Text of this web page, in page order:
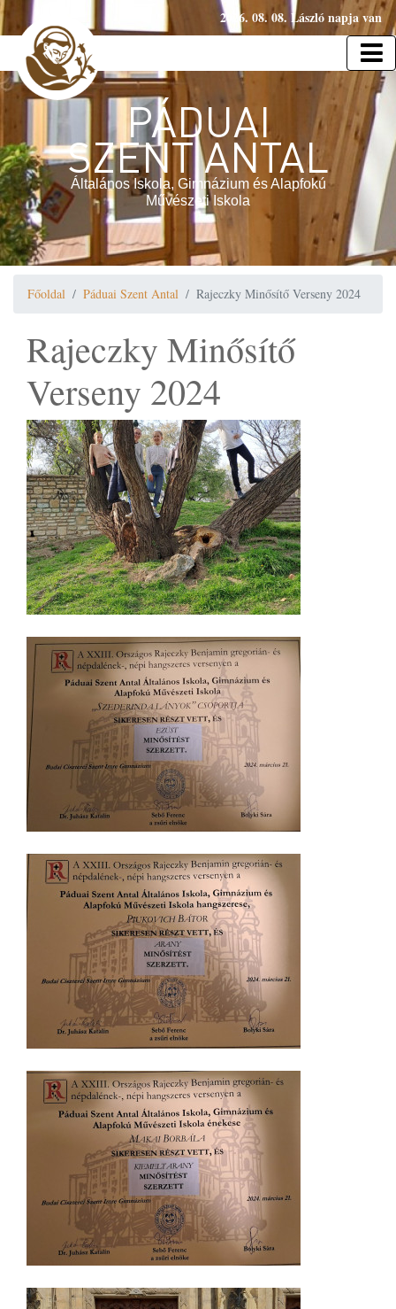
2026. 08. 08. László napja van
PÁDUAI
SZENT ANTAL
Általános Iskola, Gimnázium és Alapfokú
Művészeti Iskola
Főoldal Páduai Szent Antal Rajeczky Minősítő Verseny 2024
Rajeczky Minősítő
Verseny 2024